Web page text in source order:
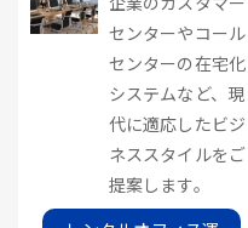
センターやコール
センターの在宅化
システムなど、現
代に適応したビジ
ネススタイルをご
提案します。